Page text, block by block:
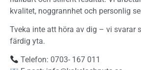
kvalitet, noggrannhet och personlig
Tveka inte att höra av dig – vi svarar
färdig yta.
Telefon: 0703- 167 011